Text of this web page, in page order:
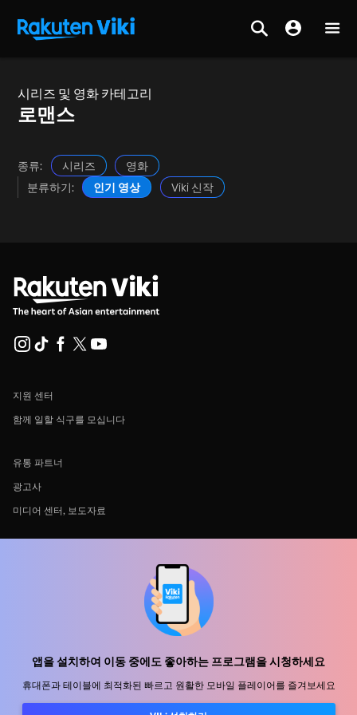
앱을 설치하여 이동 중에도 좋아하는 프로그램을 시청하세요
휴대폰과 테이블에 최적화된 빠르고 원활한 모바일 플레이어를 즐겨보세요
시리즈 및 영화 카테고리
로맨스
종류: 시리즈
영화
분류하기:
인기 영상 Viki 신작
지원 센터
함께 일할 식구를 모십니다
유통 파트너
광고사
미디어 센터, 보도자료